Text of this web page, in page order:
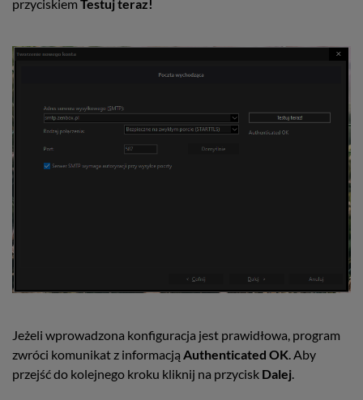
przyciskiem Testuj teraz!
Jeżeli wprowadzona konfiguracja jest prawidłowa, program
zwróci komunikat z informacją Authenticated OK . Aby
przejść do kolejnego kroku kliknij na przycisk Dalej